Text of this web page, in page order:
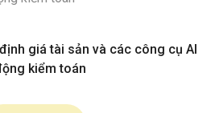
giá tài sản và các công cụ AI
kiểm toán